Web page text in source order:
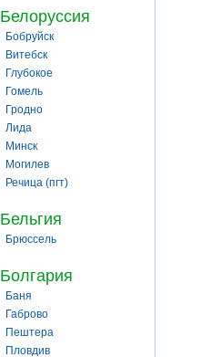
Белоруссия
Бобруйск
Витебск
Глубокое
Гомель
Гродно
Лида
Минск
Могилев
Речица (пгт)
Бельгия
Брюссель
Болгария
Баня
Габрово
Пештера
Пловдив